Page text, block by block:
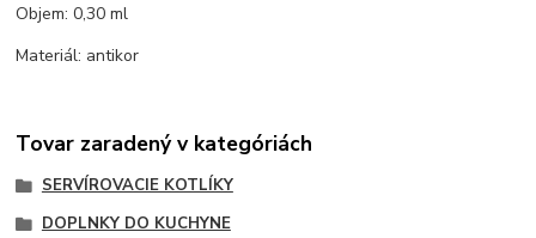
Objem: 0,30 ml
Materiál: antikor
Tovar zaradený v kategóriách
SERVÍROVACIE KOTLÍKY
DOPLNKY DO KUCHYNE